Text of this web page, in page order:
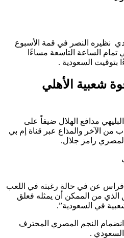
النصر في قمة الأسبوع
التاسعة مساءًا
السعودية .
الأهلي
الهلال ضيفاً على
والمذاع عبر قناة إم بي
جلال.
في حالة رغبته في اللعب
الممكن أن يمثله فعلق
السعودية”.
المصري المحترف
.